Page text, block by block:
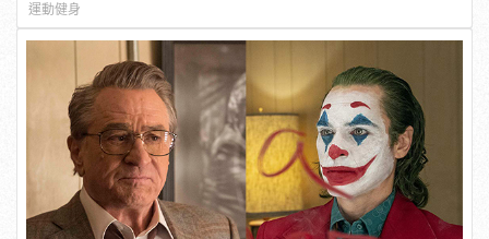
運動健身